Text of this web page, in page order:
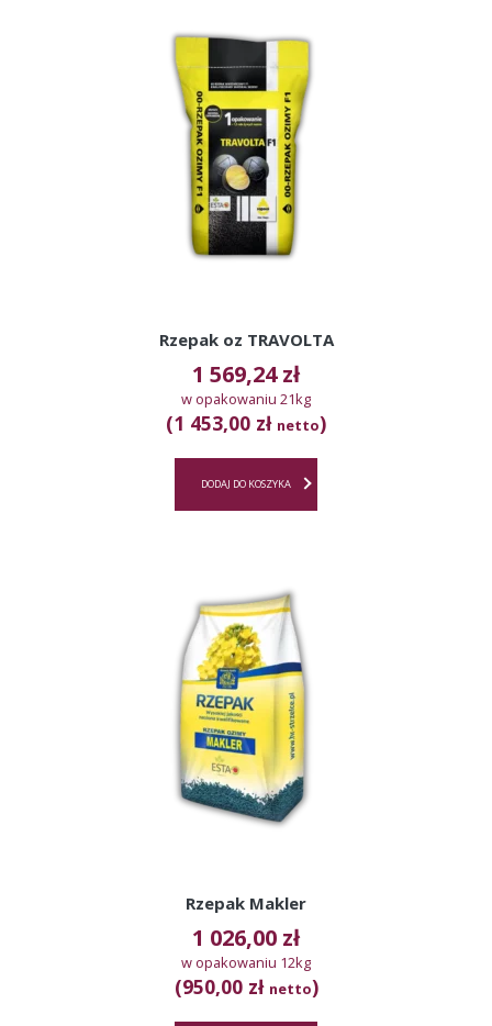
Rzepak oz TRAVOLTA
1 569,24zł
w opakowaniu 21kg
(1 453,00 zł netto)
DODAJ DO KOSZYKA
Rzepak Makler
1 026,00 zł
w opakowaniu 12kg
(950,00 zł netto)